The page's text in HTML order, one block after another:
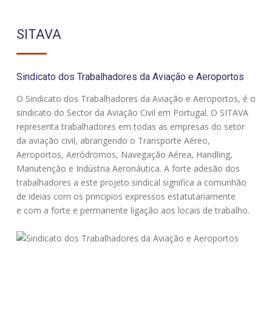
SITAVA
Sindicato dos Trabalhadores da Aviação e Aeroportos
O Sindicato dos Trabalhadores da Aviação e Aeroportos, é o
sindicato do Sector da Aviação Civil em Portugal. O SITAVA
representa trabalhadores em todas as empresas do setor
da aviação civil, abrangendo o Transporte Aéreo,
Aeroportos, Aeródromos, Navegação Aérea, Handling,
Manutenção e Indústria Aeronáutica. A forte adesão dos
trabalhadores a este projeto sindical significa a comunhão
de ideias com os principios expressos estatutariamente
e com a forte e permanente ligação aos locais de trabalho.